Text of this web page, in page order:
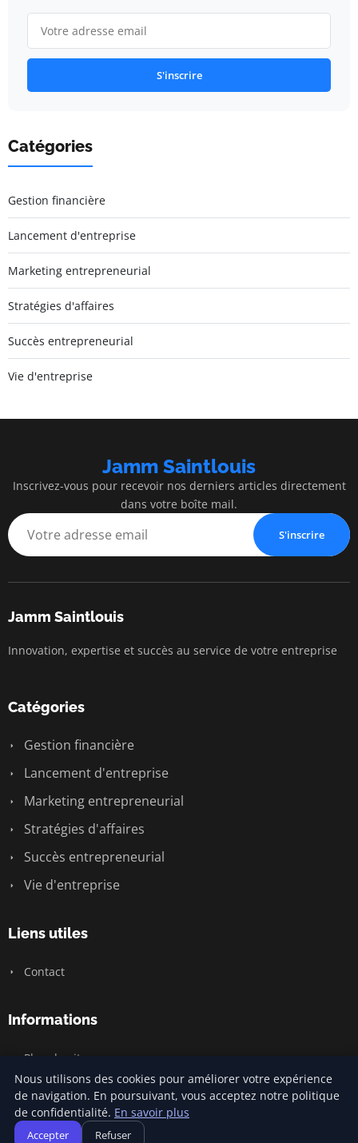
S'inscrire
Catégories
Gestion financière
Lancement d'entreprise
Marketing entrepreneurial
Stratégies d'affaires
Succès entrepreneurial
Vie d'entreprise
Jamm Saintlouis
Inscrivez-vous pour recevoir nos derniers articles directement
dans votre boîte mail.
S'inscrire
Jamm Saintlouis
Innovation, expertise et succès au service de votre entreprise
Catégories
Gestion financière
Lancement d'entreprise
Marketing entrepreneurial
Stratégies d'affaires
Succès entrepreneurial
Vie d'entreprise
Liens utiles
Contact
Informations
Plan du site
© 2026 Jamm Saintlouis. Tous droits réservés.
Nous utilisons des cookies pour améliorer votre expérience
de navigation. En poursuivant, vous acceptez notre politique
de confidentialité. En savoir plus
Accepter Refuser